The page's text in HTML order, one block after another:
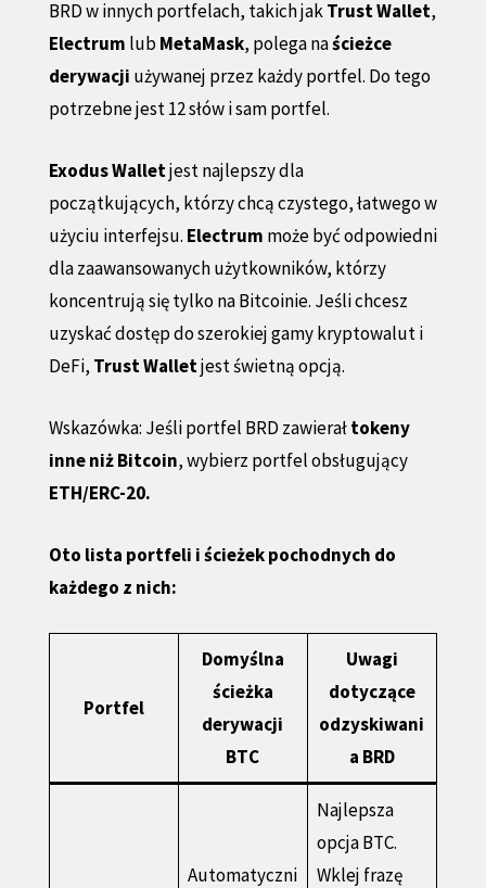
BRD w innych portfelach, takich jakTrust Wallet,
Electrum lub MetaMask, polega naścieżce
derywacji używanej przez każdy portfel. Do tego
potrzebne jest 12 słów i sam portfel.
Exodus Walletjest najlepszy dla
początkujących, którzy chcą czystego, łatwego w
użyciu interfejsu. Electrum może być odpowiedni
dla zaawansowanych użytkowników, którzy
koncentrują się tylko na Bitcoinie. Jeśli chcesz
uzyskać dostęp do szerokiej gamy kryptowalut i
DeFi, Trust Walletjest świetną opcją.
Wskazówka: Jeśli portfel BRD zawierałtokeny
inne niż Bitcoin, wybierz portfel obsługujący
ETH/ERC-20.
Oto lista portfeli i ścieżek pochodnych do
każdego z nich:
Portfel
Domyślna
ścieżka
derywacji
BTC
Uwagi
dotyczące
odzyskiwani
a BRD
Automatyczni
Najlepsza
opcja BTC.
Wklej frazę